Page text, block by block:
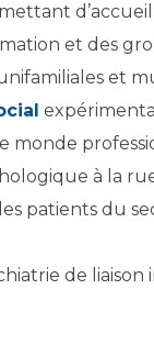
et des
et
monde
à la
patients du
de